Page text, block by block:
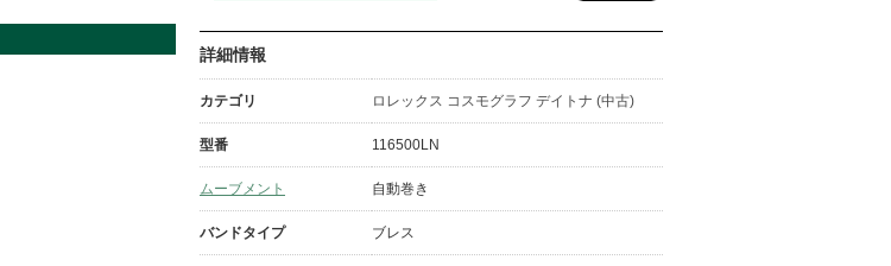
詳細情報
カテゴリ ロレックス コスモグラフ デイトナ (中古)
型番 116500LN
ムーブメント 自動巻き
バンドタイプ ブレス